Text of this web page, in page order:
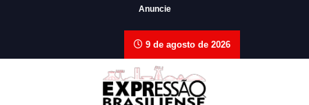
Anuncie
9 de agosto de 2026